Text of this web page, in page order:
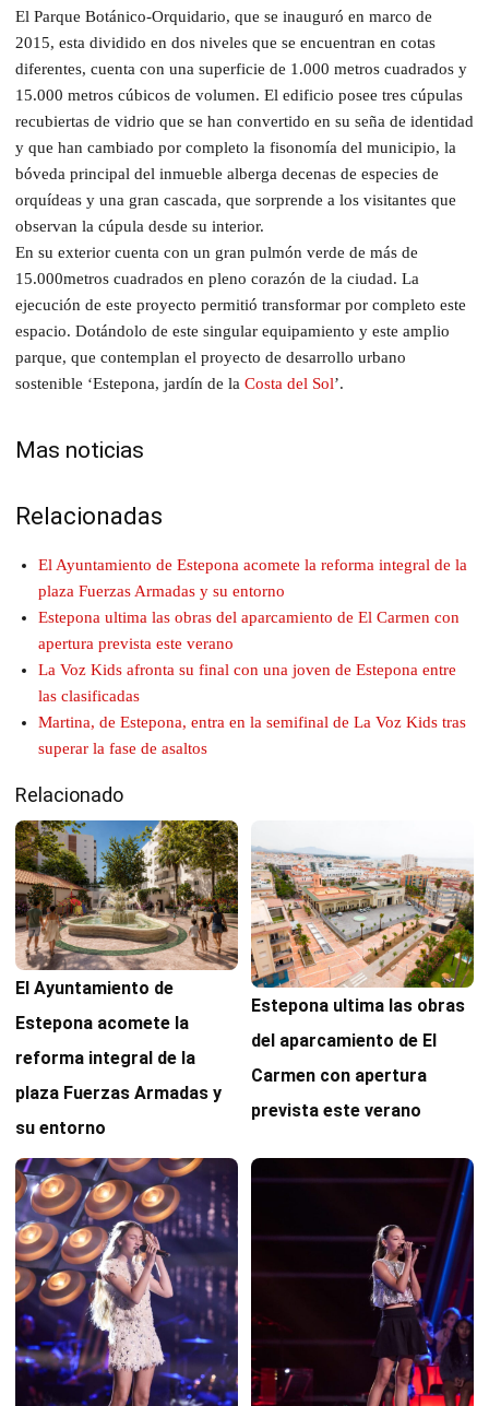
El Parque Botánico-Orquidario, que se inauguró en marco de
2015, esta dividido en dos niveles que se encuentran en cotas
diferentes, cuenta con una superficie de 1.000 metros cuadrados y
15.000 metros cúbicos de volumen. El edificio posee tres cúpulas
recubiertas de vidrio que se han convertido en su seña de identidad
y que han cambiado por completo la fisonomía del municipio, la
bóveda principal del inmueble alberga decenas de especies de
orquídeas y una gran cascada, que sorprende a los visitantes que
observan la cúpula desde su interior.
En su exterior cuenta con un gran pulmón verde de más de
15.000metros cuadrados en pleno corazón de la ciudad. La
ejecución de este proyecto permitió transformar por completo este
espacio. Dotándolo de este singular equipamiento y este amplio
parque, que contemplan el proyecto de desarrollo urbano
sostenible ‘Estepona, jardín de la Costa del Sol’.
Mas noticias
Relacionadas
El Ayuntamiento de Estepona acomete la reforma integral de la
plaza Fuerzas Armadas y su entorno
Estepona ultima las obras del aparcamiento de El Carmen con
apertura prevista este verano
La Voz Kids afronta su final con una joven de Estepona entre
las clasificadas
Martina, de Estepona, entra en la semifinal de La Voz Kids tras
superar la fase de asaltos
Relacionado
El Ayuntamiento de
Estepona acomete la
reforma integral de la
plaza Fuerzas Armadas y
su entorno
Estepona ultima las obras
del aparcamiento de El
Carmen con apertura
prevista este verano